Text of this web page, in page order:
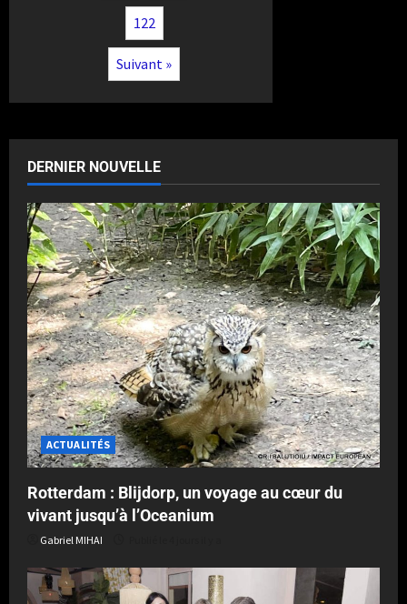
122
Suivant »
DERNIER NOUVELLE
ACTUALITÉS
Rotterdam : Blijdorp, un voyage au cœur du
vivant jusqu’à l’Oceanium
Gabriel MIHAI